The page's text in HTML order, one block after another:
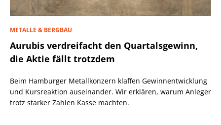
METALLE & BERGBAU
Aurubis verdreifacht den Quartalsgewinn,
die Aktie fällt trotzdem
Beim Hamburger Metallkonzern klaffen Gewinnentwicklung
und Kursreaktion auseinander. Wir erklären, warum Anleger
trotz starker Zahlen Kasse machten.